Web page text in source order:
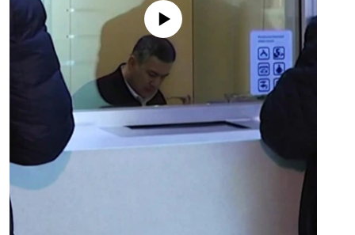
No media source currently available